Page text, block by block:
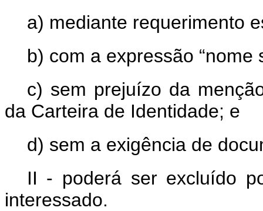
a) mediante requerimento
b) com a expressão “nome
c) sem prejuízo da
da Carteira de Identidade; e
d) sem a exigência de
II - poderá ser excluído
interessado.